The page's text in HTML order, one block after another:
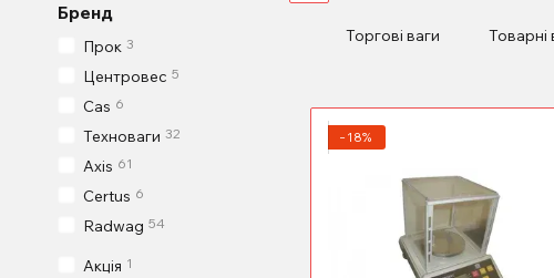
Торгові ваги Товарні
−18%
Бренд
Прок 3
Центровес 5
Cas 6
Техноваги 32
Axis 61
Certus 6
Radwag 54
Акція 1